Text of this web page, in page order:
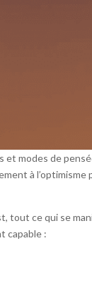
modes de
à
tout ce qui se
capable :